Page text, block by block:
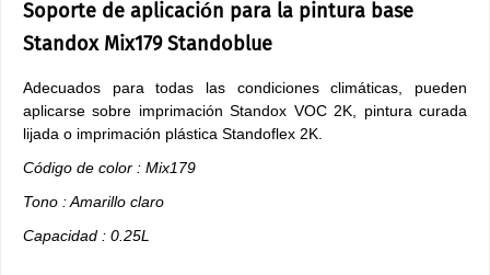
Soporte de aplicación para la pintura base
Standox Mix179 Standoblue
Adecuados para todas las condiciones climáticas, pueden
aplicarse sobre imprimación Standox VOC 2K, pintura curada
lijada o imprimación plástica Standoflex 2K.
Código de color : Mix179
Tono : Amarillo claro
Capacidad : 0.25L